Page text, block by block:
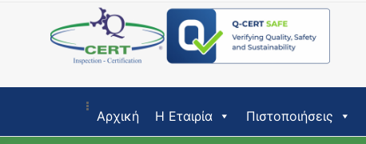
Αρχική Η Εταιρία Πιστοποιήσεις